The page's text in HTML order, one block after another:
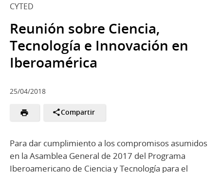
CYTED
Reunión sobre Ciencia,
Tecnología e Innovación en
Iberoamérica
25/04/2018
Compartir
Para dar cumplimiento a los compromisos asumidos
en la Asamblea General de 2017 del Programa
Iberoamericano de Ciencia y Tecnología para el